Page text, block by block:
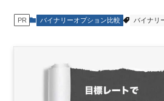
PR バイナリーオプション比較 バイナリ